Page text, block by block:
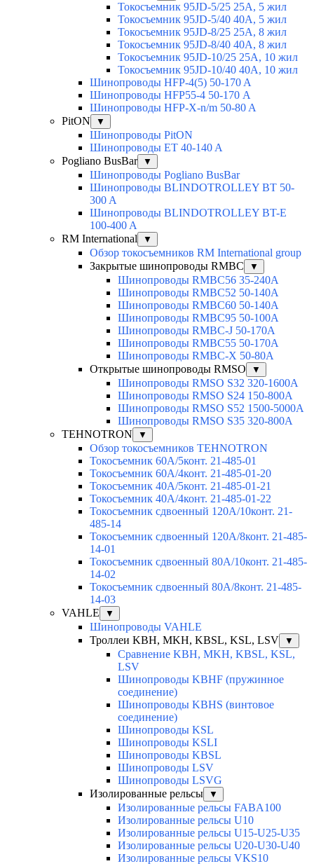
Токосъемник 95JD-5/25 25А, 5 жил
Токосъемник 95JD-5/40 40А, 5 жил
Токосъемник 95JD-8/25 25А, 8 жил
Токосъемник 95JD-8/40 40А, 8 жил
Токосъемник 95JD-10/25 25А, 10 жил
Токосъемник 95JD-10/40 40А, 10 жил
Шинопроводы HFP-4(5) 50-170 A
Шинопроводы HFP55-4 50-170 А
Шинопроводы HFP-X-n/m 50-80 A
PitON
▼
Шинопроводы PitON
Шинопроводы ET 40-140 A
Pogliano BusBar
▼
Шинопроводы Pogliano BusBar
Шинопроводы BLINDOTROLLEY BT 50-
300 A
Шинопроводы BLINDOTROLLEY BT-E
100-400 A
RM International
▼
Обзор токосъемников RM International group
Закрытые шинопроводы RMBC
▼
Шинопроводы RMBC56 35-240A
Шинопроводы RMBC52 50-140A
Шинопроводы RMBC60 50-140A
Шинопроводы RMBC95 50-100А
Шинопроводы RMBC-J 50-170A
Шинопроводы RMBC55 50-170A
Шинопроводы RMBC-X 50-80A
Открытые шинопроводы RMSO
▼
Шинопроводы RMSO S32 320-1600A
Шинопроводы RMSO S24 150-800A
Шинопроводы RMSO S52 1500-5000A
Шинопроводы RMSO S35 320-800A
TEHNOTRON
▼
Обзор токосъемников TEHNOTRON
Токосъемник 60А/5конт. 21-485-01
Токосъемник 60А/4конт. 21-485-01-20
Токосъемник 40А/5конт. 21-485-01-21
Токосъемник 40А/4конт. 21-485-01-22
Токосъемник сдвоенный 120А/10конт. 21-
485-14
Токосъемник сдвоенный 120А/8конт. 21-485-
14-01
Токосъемник сдвоенный 80А/10конт. 21-485-
14-02
Токосъемник сдвоенный 80А/8конт. 21-485-
14-03
VAHLE
▼
Шинопроводы VAHLE
Троллеи KBH, MKH, KBSL, KSL, LSV
▼
Сравнение KBH, MKH, KBSL, KSL,
LSV
Шинопроводы KBHF (пружинное
соединение)
Шинопроводы KBHS (винтовое
соединение)
Шинопроводы KSL
Шинопроводы KSLI
Шинопроводы KBSL
Шинопроводы LSV
Шинопроводы LSVG
Изолированные рельсы
▼
Изолированные рельсы FABA100
Изолированные рельсы U10
Изолированные рельсы U15-U25-U35
Изолированные рельсы U20-U30-U40
Изолированные рельсы VKS10